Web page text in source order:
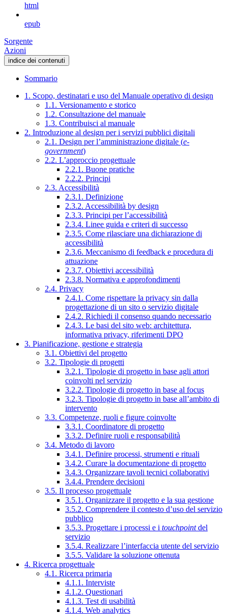
html
epub
Sorgente
Azioni
indice dei contenuti
Sommario
1. Scopo, destinatari e uso del Manuale operativo di design
1.1. Versionamento e storico
1.2. Consultazione del manuale
1.3. Contribuisci al manuale
2. Introduzione al design per i servizi pubblici digitali
2.1. Design per l’amministrazione digitale (e-
government)
2.2. L’approccio progettuale
2.2.1. Buone pratiche
2.2.2. Principi
2.3. Accessibilità
2.3.1. Definizione
2.3.2. Accessibilità by design
2.3.3. Principi per l’accessibilità
2.3.4. Linee guida e criteri di successo
2.3.5. Come rilasciare una dichiarazione di
accessibilità
2.3.6. Meccanismo di feedback e procedura di
attuazione
2.3.7. Obiettivi accessibilità
2.3.8. Normativa e approfondimenti
2.4. Privacy
2.4.1. Come rispettare la privacy sin dalla
progettazione di un sito o servizio digitale
2.4.2. Richiedi il consenso quando necessario
2.4.3. Le basi del sito web: architettura,
informativa privacy, riferimenti DPO
3. Pianificazione, gestione e strategia
3.1. Obiettivi del progetto
3.2. Tipologie di progetti
3.2.1. Tipologie di progetto in base agli attori
coinvolti nel servizio
3.2.2. Tipologie di progetto in base al focus
3.2.3. Tipologie di progetto in base all’ambito di
intervento
3.3. Competenze, ruoli e figure coinvolte
3.3.1. Coordinatore di progetto
3.3.2. Definire ruoli e responsabilità
3.4. Metodo di lavoro
3.4.1. Definire processi, strumenti e rituali
3.4.2. Curare la documentazione di progetto
3.4.3. Organizzare tavoli tecnici collaborativi
3.4.4. Prendere decisioni
3.5. Il processo progettuale
3.5.1. Organizzare il progetto e la sua gestione
3.5.2. Comprendere il contesto d’uso del servizio
pubblico
3.5.3. Progettare i processi e i touchpointdel
servizio
3.5.4. Realizzare l’interfaccia utente del servizio
3.5.5. Validare la soluzione ottenuta
4. Ricerca progettuale
4.1. Ricerca primaria
4.1.1. Interviste
4.1.2. Questionari
4.1.3. Test di usabilità
4.1.4. Web analytics